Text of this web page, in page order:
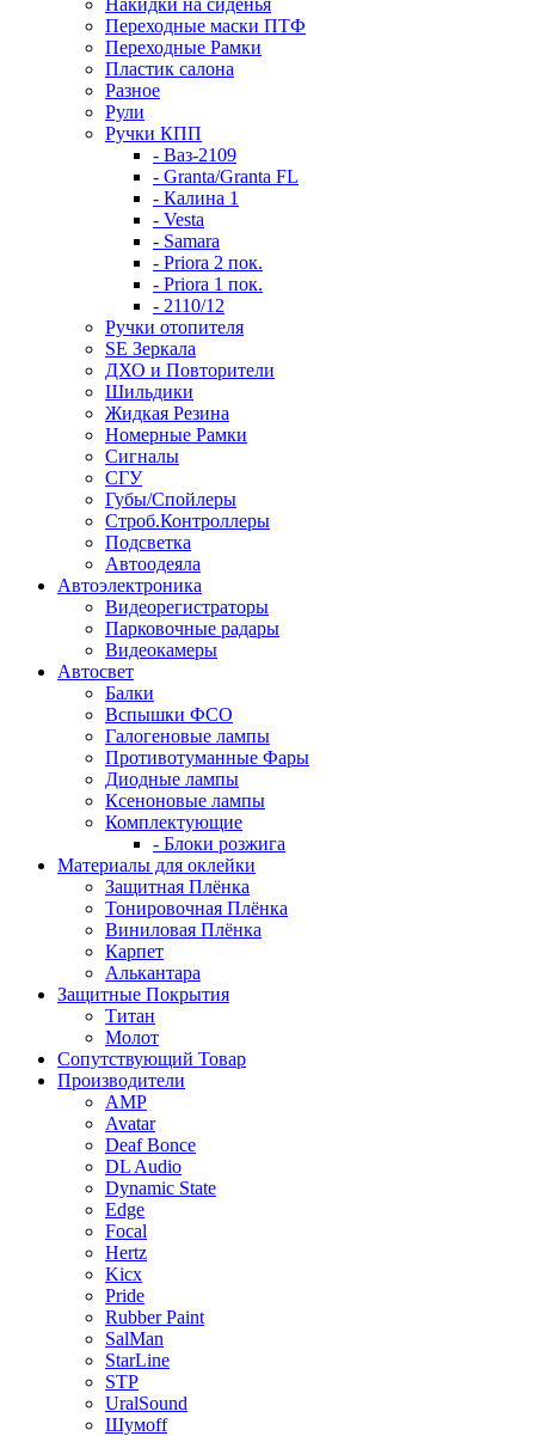
Накидки на сиденья
Переходные маски ПТФ
Переходные Рамки
Пластик салона
Разное
Рули
Ручки КПП
- Ваз-2109
- Granta/Granta FL
- Калина 1
- Vesta
- Samara
- Priora 2 пок.
- Priora 1 пок.
- 2110/12
Ручки отопителя
SE Зеркала
ДХО и Повторители
Шильдики
Жидкая Резина
Номерные Рамки
Сигналы
СГУ
Губы/Спойлеры
Строб.Контроллеры
Подсветка
Автоодеяла
Автоэлектроника
Видеорегистраторы
Парковочные радары
Видеокамеры
Автосвет
Балки
Вспышки ФСО
Галогеновые лампы
Противотуманные Фары
Диодные лампы
Ксеноновые лампы
Комплектующие
- Блоки розжига
Материалы для оклейки
Защитная Плёнка
Тонировочная Плёнка
Виниловая Плёнка
Карпет
Алькантара
Защитные Покрытия
Титан
Молот
Сопутствующий Товар
Производители
AMP
Avatar
Deaf Bonce
DL Audio
Dynamic State
Edge
Focal
Hertz
Kicx
Pride
Rubber Paint
SalMan
StarLine
STP
UralSound
Шумoff